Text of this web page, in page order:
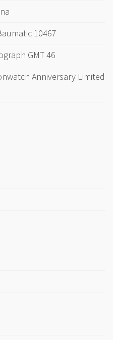
10467
GMT 46
Anniversary Limited